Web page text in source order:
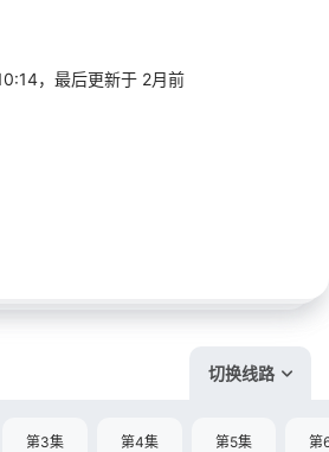
，最后更新于 2月前
切换线路
第3集 第4集 第5集 第